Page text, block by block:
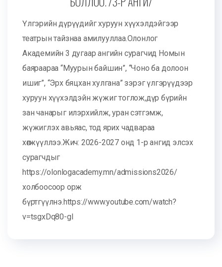
Үлгэрийн дүрүүдийг хуруун хүүхэлдэйгээр
театрын тайзнаа амилууллаа.Олонлог
Академийн 3 дугаар ангийн сурагчид Номын
баяраараа “Муурын байшин”, “Чоно ба долоон
ишиг”, “Эрх бяцхан хулгана” зэрэг үлгэрүүдээр
хуруун хүүхэлдэйн жүжиг тоглож,дүр бүрийн
зан чанарыг илэрхийлж, уран сэтгэмж,
жүжиглэх авьяас, тод ярих чадвараа
хөгжүүллээ.Жич: 2026-2027 онд 1-р ангид элсэх
сурагчдыг
https://olonlogacademy.mn/admissions2026/
холбоосоор орж
бүртгүүлнэ.https://www.youtube.com/watch?
v=tsgxDq80-gI